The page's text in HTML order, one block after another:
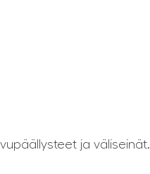
ja väliseinät.